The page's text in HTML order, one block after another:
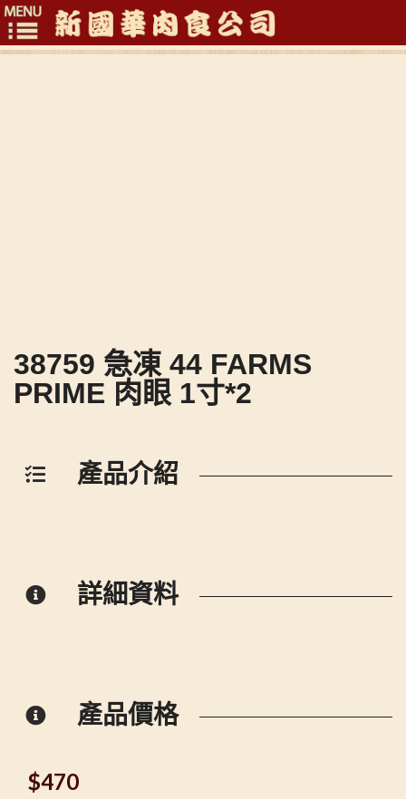
Toggle
38759 急凍 44 FARMS
PRIME 肉眼 1寸*2
產品介紹
詳細資料
產品價格
$470